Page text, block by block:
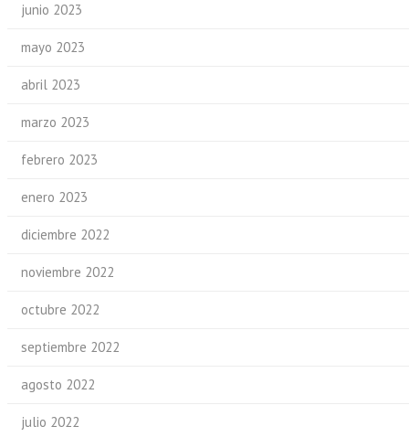
junio 2023
mayo 2023
abril 2023
marzo 2023
febrero 2023
enero 2023
diciembre 2022
noviembre 2022
octubre 2022
septiembre 2022
agosto 2022
julio 2022